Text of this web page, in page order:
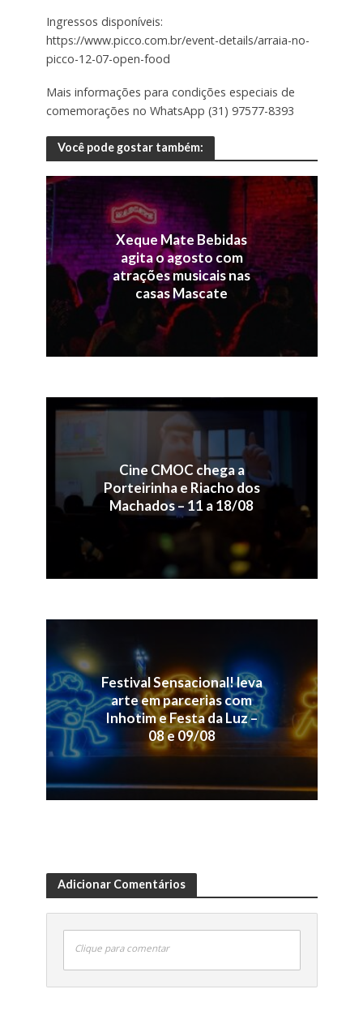
Ingressos disponíveis:
https://www.picco.com.br/event-details/arraia-no-
picco-12-07-open-food
Mais informações para condições especiais de
comemorações no WhatsApp (31) 97577-8393
Você pode gostar também:
Xeque Mate Bebidas
agita o agosto com
atrações musicais nas
casas Mascate
Cine CMOC chega a
Porteirinha e Riacho dos
Machados – 11 a 18/08
Festival Sensacional! leva
arte em parcerias com
Inhotim e Festa da Luz –
08 e 09/08
Adicionar Comentários
Clique para comentar